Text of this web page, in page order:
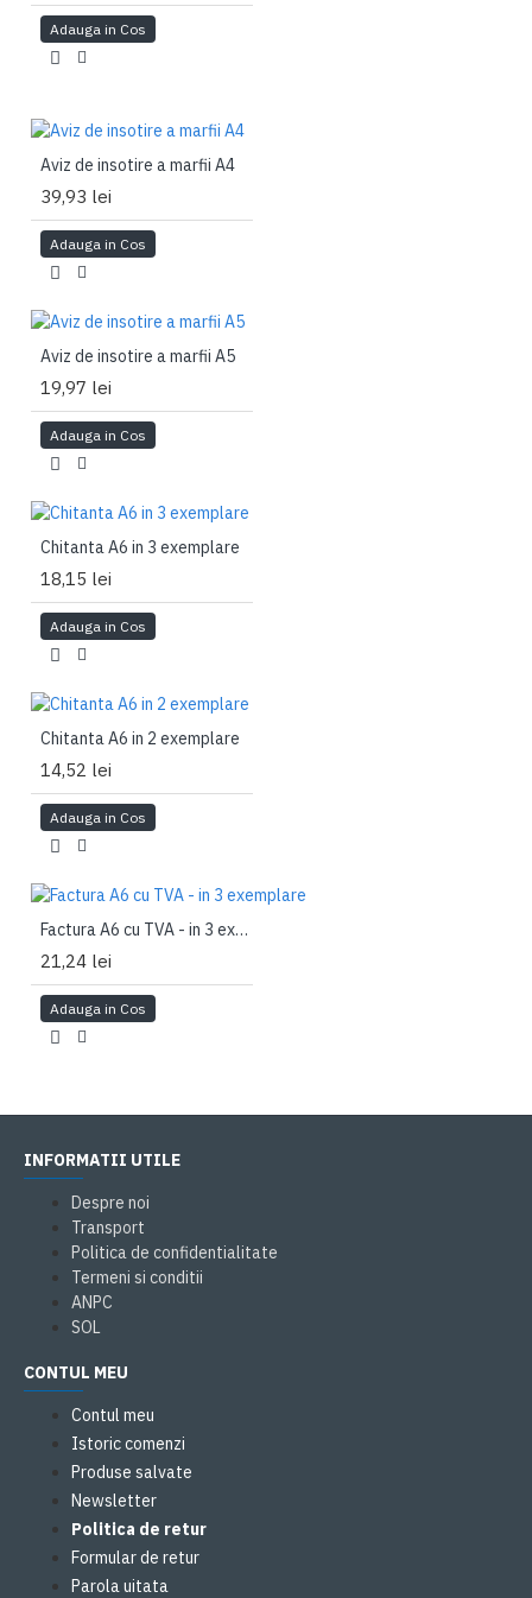
Adauga in Cos
Aviz de insotire a marfii A4
39,93 lei
Adauga in Cos
Aviz de insotire a marfii A5
19,97 lei
Adauga in Cos
Chitanta A6 in 3 exemplare
18,15 lei
Adauga in Cos
Chitanta A6 in 2 exemplare
14,52 lei
Adauga in Cos
Factura A6 cu TVA - in 3 exemplare
21,24 lei
Adauga in Cos
INFORMATII UTILE
Despre noi
Transport
Politica de confidentialitate
Termeni si conditii
ANPC
SOL
CONTUL MEU
Contul meu
Istoric comenzi
Produse salvate
Newsletter
Politica de retur
Formular de retur
Parola uitata